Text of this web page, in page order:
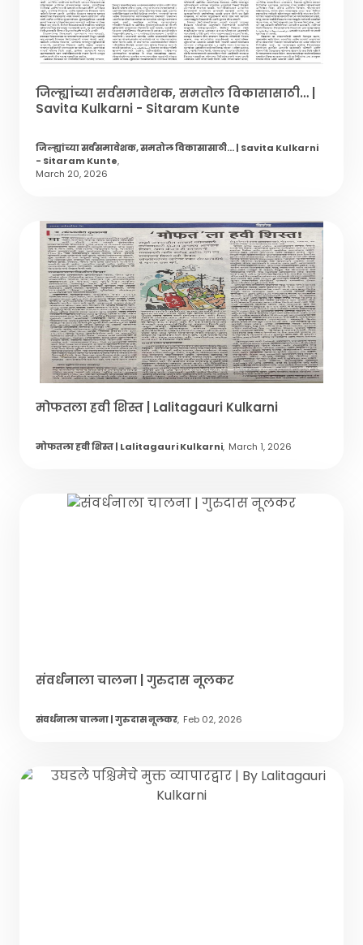
जिल्ह्यांच्या सर्वसमावेशक, समतोल विकासासाठी… |
Savita Kulkarni - Sitaram Kunte
जिल्ह्यांच्या सर्वसमावेशक, समतोल विकासासाठी… | Savita Kulkarni
- Sitaram Kunte,
March 20, 2026
मोफतला हवी शिस्त | Lalitagauri Kulkarni
मोफतला हवी शिस्त | Lalitagauri Kulkarni, March 1, 2026
संवर्धनाला चालना | गुरुदास नूलकर
संवर्धनाला चालना | गुरुदास नूलकर, Feb 02, 2026